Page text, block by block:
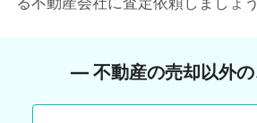
― 不動産の売却以外